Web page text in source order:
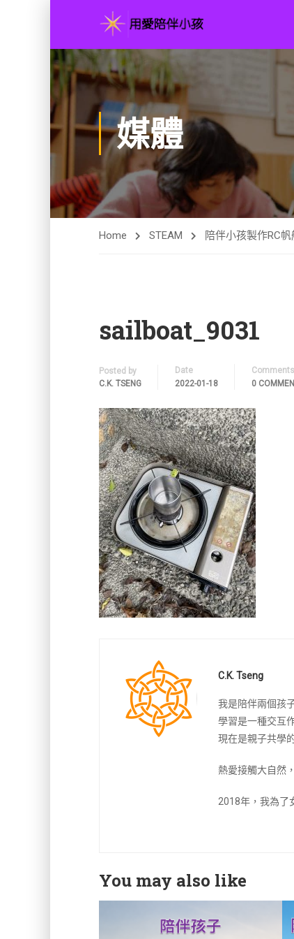
媒體
Home STEAM 陪伴小孩製作RC
sailboat_9031
Posted by
C.K. TSENG
Date
2022-01-18
Comments
0
C.K. Tseng
我是陪伴兩個孩
學習是一種交互
現在是親子共學
熱愛接觸大自然
2018年，我為了
You may also like